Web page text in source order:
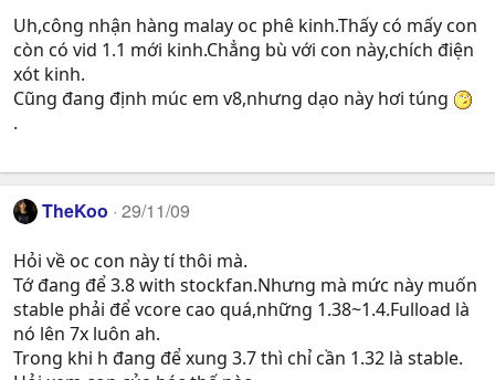
Uh,công nhận hàng malay oc phê kinh.Thấy có mấy con
còn có vid 1.1 mới kinh.Chẳng bù với con này,chích điện
xót kinh.
Cũng đang định múc em v8,nhưng dạo này hơi túng
.
TheKoo 29/11/09
Hỏi về oc con này tí thôi mà.
Tớ đang để 3.8 with stockfan.Nhưng mà mức này muốn
stable phải để vcore cao quá,những 1.38~1.4.Fulload là
nó lên 7x luôn ah.
Trong khi h đang để xung 3.7 thì chỉ cần 1.32 là stable.